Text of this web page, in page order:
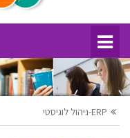
ניהול לוגיסטי-ERP